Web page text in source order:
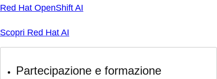
Red Hat OpenShift AI
Scopri Red Hat AI
Partecipazione e formazione